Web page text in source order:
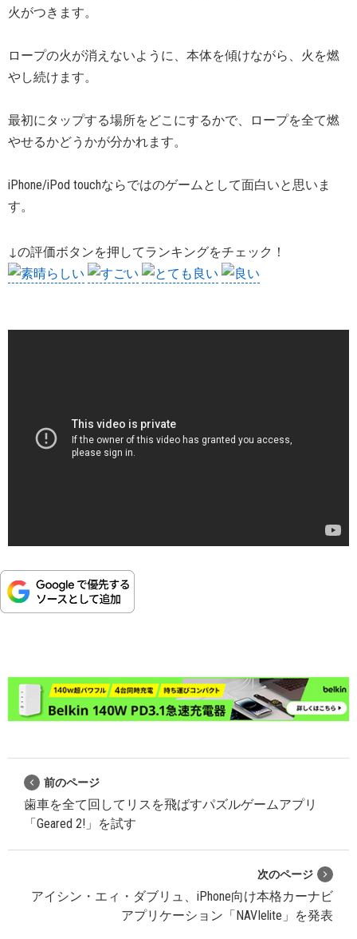
火がつきます。
ロープの火が消えないように、本体を傾けながら、火を燃
やし続けます。
最初にタップする場所をどこにするかで、ロープを全て燃
やせるかどうかが分かれます。
iPhone/iPod touchならではのゲームとして面白いと思いま
す。
↓の評価ボタンを押してランキングをチェック！
前のページ
歯車を全て回してリスを飛ばすパズルゲームアプリ
「Geared 2!」を試す
次のページ
アイシン・エィ・ダブリュ、iPhone向け本格カーナビ
アプリケーション「NAVIelite」を発表